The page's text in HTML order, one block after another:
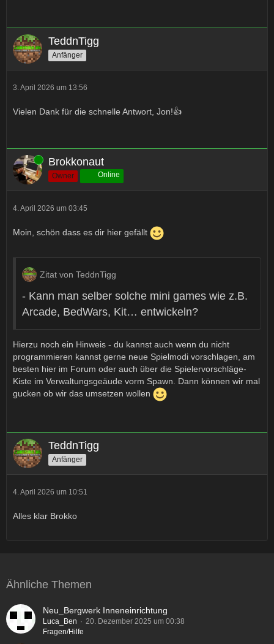
TeddnTigg
Anfänger
3. April 2026 um 13:56
Vielen Dank für die schnelle Antwort, Jon!👍
Online Brokkonaut
Owner Online
4. April 2026 um 03:45
Moin, schön dass es dir hier gefällt
Zitat von TeddnTigg
- Kann man selber solche mini games wie z.B.
Arcade, BedWars, Kit… entwickeln?
Hierzu noch ein Hinweis - du kannst auch wenn du nicht
programmieren kannst gerne neue Spielmodi vorschlagen, am
besten hier im Forum oder auch über die Spielervorschläge-
Kiste im Verwaltungsgeäude vorm Spawn. Dann können wir mal
gucken ob wir das umsetzen wollen
TeddnTigg
Anfänger
4. April 2026 um 10:51
Alles klar Brokko
Ähnliche Themen
Neu_Bergwerk Inneneinrichtung
Luca_Ben
20. Dezember 2025 um 00:38
Fragen/Hilfe